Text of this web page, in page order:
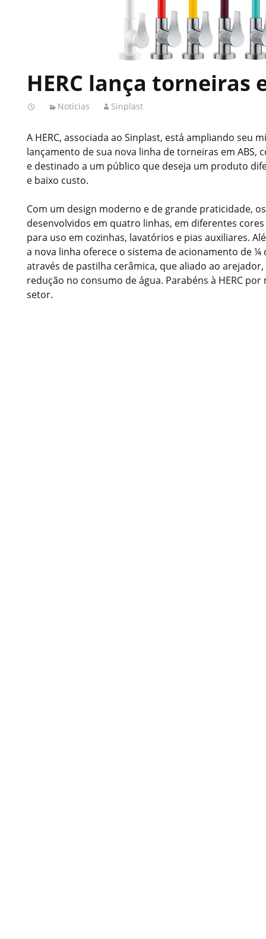
HERC lança torneiras
Notícias Sinplast
A HERC, associada ao Sinplast, está ampliando seu
lançamento de sua nova linha de torneiras em ABS,
e destinado a um público que deseja um produto
e baixo custo.
Com um design moderno e de grande praticidade,
desenvolvidos em quatro linhas, em diferentes
para uso em cozinhas, lavatórios e pias auxiliares.
a nova linha oferece o sistema de acionamento de ¼
através de pastilha cerâmica, que aliado ao
redução no consumo de água. Parabéns à HERC
setor.